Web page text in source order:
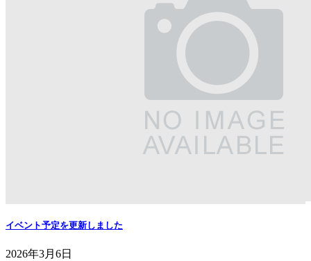
イベント予定を更新しました
2026年3月6日